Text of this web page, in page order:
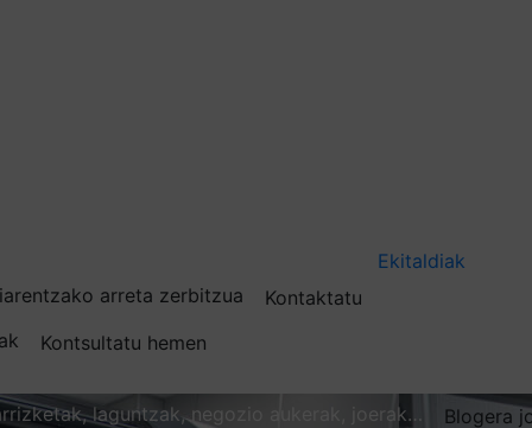
arreta zerbitzua
Kontaktatu
Kontsultatu hemen
Ekitaldiak
laguntzak, negozio aukerak, joerak… Blogera